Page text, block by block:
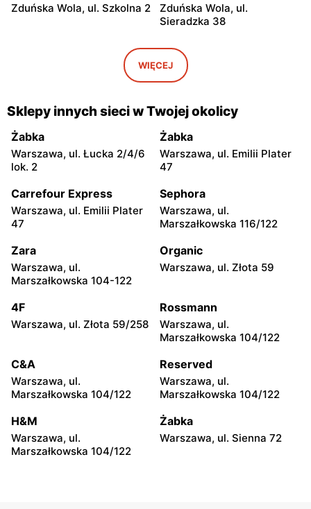
Zduńska Wola, ul. Szkolna 2
Zduńska Wola, ul.
Sieradzka 38
POLOmarket
Czernikowo, ul. Mikołaja
Reja 22
POLOmarket
Koło, ul. Niezłomnych 12
POLOmarket
Koło, ul. Blizna 26
POLOmarket
Kurzętnik, ul. Henryka
POLOmarket
Kleszczów, ul. Grzybowa 1
POLOmarket
Golub-Dobrzyń, ul. Stefana
POLOmarket
Lubawa, ul. Poznańska 13
POLOmarket
Sompolno, ul. 11 Listopada
POLOmarket
POLOmarket POLOmarket
Turek, ul. Wincentego
POLOmarket
Aleksandrów Kujawski, ul.
Sikorskiego 2 B
POLOmarket
Brzozówka, ul. Owocowa
POLOmarket POLOmarket
WIĘCEJ
Sklepy innych sieci w Twojej okolicy
Żabka
Warszawa, ul. Łucka 2/4/6
lok. 2
Żabka
Warszawa, ul. Emilii Plater
47
Carrefour Express
Warszawa, ul. Emilii Plater
47
Sephora
Warszawa, ul.
Marszałkowska 116/122
Zara
Warszawa, ul.
Marszałkowska 104-122
Organic
Warszawa, ul. Złota 59
4F
Warszawa, ul. Złota 59/258
Rossmann
Warszawa, ul.
Marszałkowska 104/122
C&A
Warszawa, ul.
Marszałkowska 104/122
Reserved
Warszawa, ul.
Marszałkowska 104/122
H&M
Warszawa, ul.
Marszałkowska 104/122
Żabka
Warszawa, ul. Sienna 72